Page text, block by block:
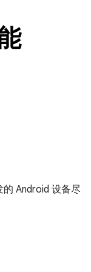
Android 设备尽